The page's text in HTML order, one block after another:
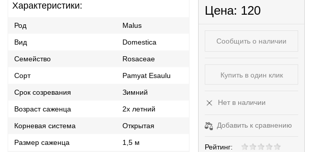
Характеристики:
Род Malus
Вид Domestica
Семейство Rosaceae
Сорт Pamyat Esaulu
Срок созревания Зимний
Возраст саженца 2х летний
Корневая система Открытая
Размер саженца 1,5 м
Цена: 120
Сообщить о наличии
Купить в один клик
Нет в наличии
Добавить к сравнению
Рейтинг: